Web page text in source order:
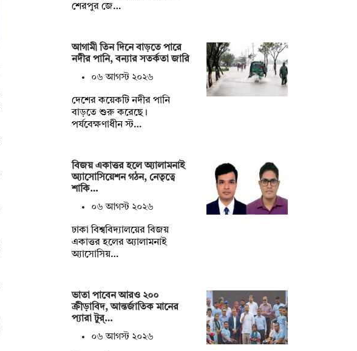
শেরপুর জে…
আগামী তিন দিনে বাড়তে পারে
নদীর পানি, বন্যার সতর্কতা জারি
০৬ আগস্ট ২০২৬
দেশের কয়েকটি নদীর পানি
বাড়তে শুরু করেছে।
পর্যবেক্ষণাধীন স্ট…
বিজয় একাত্তর হলে অ্যালামনাই
অ্যাসোসিয়েশন গঠন, নেতৃত্বে
শাকি…
০৬ আগস্ট ২০২৬
ঢাকা বিশ্ববিদ্যালয়ের বিজয়
একাত্তর হলের অ্যালামনাই
অ্যাসোসিয়…
ভাতা পাবেন আরও ২০০
ক্রীড়াবিদ, আন্তর্জাতিক মানের
প্যারা টুর্…
০৬ আগস্ট ২০২৬